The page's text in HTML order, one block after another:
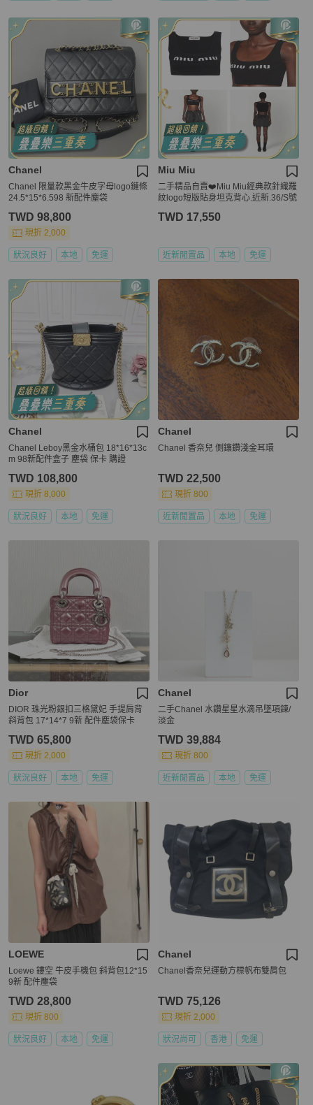
Chanel
Chanel 限量款黑金牛皮字母logo鏈條
24.5*15*6.598 新配件塵袋
TWD 98,800
現折 2,000
狀況良好 本地 免運
Miu Miu
二手精品自賣❤️Miu Miu經典款針織羅
紋logo短版貼身坦克背心.近新.36/S號
TWD 17,550
近新閒置品 本地 免運
Chanel
Chanel Leboy黑金水桶包 18*16*13c
m 98新配件盒子 塵袋 保卡 購證
TWD 108,800
現折 8,000
狀況良好 本地 免運
Chanel
Chanel 香奈兒 側鑲鑽淺金耳環
TWD 22,500
現折 800
近新閒置品 本地 免運
Dior
DIOR 珠光粉銀扣三格黛妃 手提肩背
斜背包 17*14*7 9新 配件塵袋保卡
TWD 65,800
現折 2,000
狀況良好 本地 免運
Chanel
二手Chanel 水鑽星星水滴吊墜項鍊/
淡金
TWD 39,884
現折 800
近新閒置品 本地 免運
LOEWE
Loewe 鏤空 牛皮手機包 斜背包12*15
9新 配件塵袋
TWD 28,800
現折 800
狀況良好 本地 免運
Chanel
Chanel香奈兒運動方標帆布雙肩包
TWD 75,126
現折 2,000
狀況尚可 香港 免運